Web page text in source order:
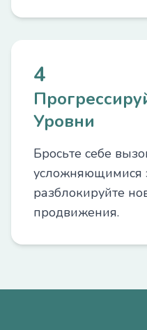
4
Уровни
Бросьте себе
усложняющимися
разблокируйте
продвижения.